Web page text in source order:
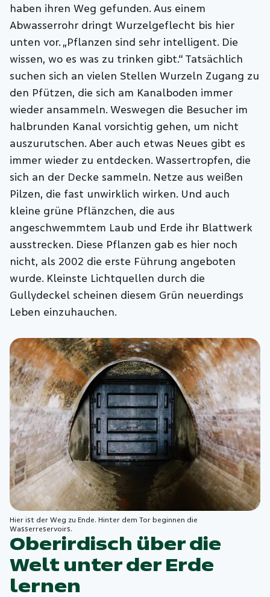
haben ihren Weg gefunden. Aus einem
Abwasserrohr dringt Wurzelgeflecht bis hier
unten vor. „Pflanzen sind sehr intelligent. Die
wissen, wo es was zu trinken gibt.“ Tatsächlich
suchen sich an vielen Stellen Wurzeln Zugang zu
den Pfützen, die sich am Kanalboden immer
wieder ansammeln. Weswegen die Besucher im
halbrunden Kanal vorsichtig gehen, um nicht
auszurutschen. Aber auch etwas Neues gibt es
immer wieder zu entdecken. Wassertropfen, die
sich an der Decke sammeln. Netze aus weißen
Pilzen, die fast unwirklich wirken. Und auch
kleine grüne Pflänzchen, die aus
angeschwemmtem Laub und Erde ihr Blattwerk
ausstrecken. Diese Pflanzen gab es hier noch
nicht, als 2002 die erste Führung angeboten
wurde. Kleinste Lichtquellen durch die
Gullydeckel scheinen diesem Grün neuerdings
Leben einzuhauchen.
Hier ist der Weg zu Ende. Hinter dem Tor beginnen die
Wasserreservoirs.
Oberirdisch über die
Welt unter der Erde
lernen